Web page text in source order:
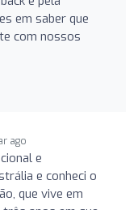
em saber que
com nossos
ago
e
e conheci o
que vive em